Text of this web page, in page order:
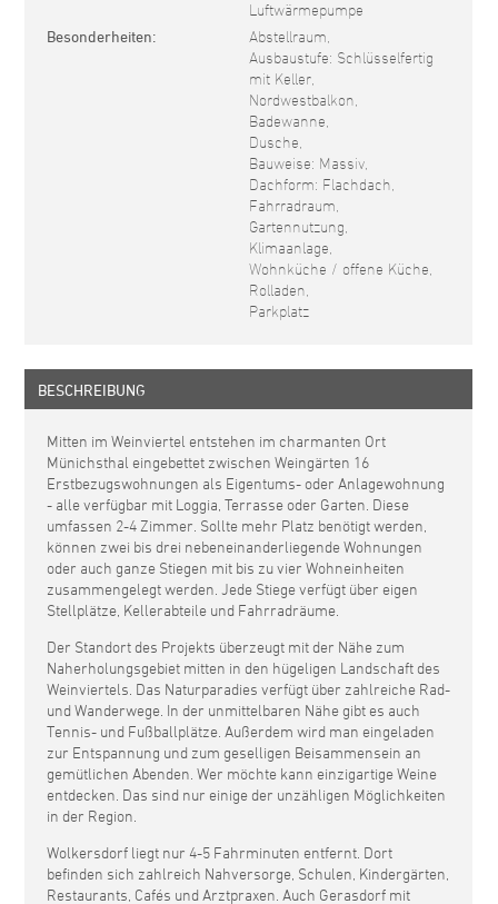
Luftwärmepumpe
Besonderheiten
Abstellraum,
Ausbaustufe: Schlüsselfertig
mit Keller,
Nordwestbalkon,
Badewanne,
Dusche,
Bauweise: Massiv,
Dachform: Flachdach,
Fahrradraum,
Gartennutzung,
Klimaanlage,
Wohnküche / offene Küche,
Rolladen,
Parkplatz
BESCHREIBUNG
Mitten im Weinviertel entstehen im charmanten Ort
Münichsthal eingebettet zwischen Weingärten 16
Erstbezugswohnungen als Eigentums- oder Anlagewohnung
- alle verfügbar mit Loggia, Terrasse oder Garten. Diese
umfassen 2-4 Zimmer. Sollte mehr Platz benötigt werden,
können zwei bis drei nebeneinanderliegende Wohnungen
oder auch ganze Stiegen mit bis zu vier Wohneinheiten
zusammengelegt werden. Jede Stiege verfügt über eigen
Stellplätze, Kellerabteile und Fahrradräume.
Der Standort des Projekts überzeugt mit der Nähe zum
Naherholungsgebiet mitten in den hügeligen Landschaft des
Weinviertels. Das Naturparadies verfügt über zahlreiche Rad-
und Wanderwege. In der unmittelbaren Nähe gibt es auch
Tennis- und Fußballplätze. Außerdem wird man eingeladen
zur Entspannung und zum geselligen Beisammensein an
gemütlichen Abenden. Wer möchte kann einzigartige Weine
entdecken. Das sind nur einige der unzähligen Möglichkeiten
in der Region.
Wolkersdorf liegt nur 4-5 Fahrminuten entfernt. Dort
befinden sich zahlreich Nahversorge, Schulen, Kindergärten,
Restaurants, Cafés und Arztpraxen. Auch Gerasdorf mit